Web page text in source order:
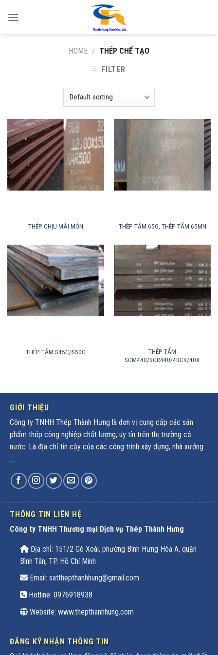
HOME / THÉP CHẾ TẠO
FILTER
THÉP CHỊU MÀI MÒN THÉP TẤM 65G, THÉP TẤM 65MN
THÉP TẤM S45C/S50C
THÉP TẤM
SCM440/SCR440/40CR/40X
GIỚI THIỆU
Công ty TNHH Thép Thành Hưng là đơn vị cung cấp các sản
phẩm thép công nghiệp chất lượng, uy tín trên thị trường cả
nước. Là địa chỉ tin cậy của các công trình xây dựng, nhà xưởng
...
THÔNG TIN LIÊN HỆ
Công ty TNHH Thương mại Dịch vụ Thép Thành Hưng
Địa chỉ: 151/2 Gò Xoài, phường Bình Hưng Hòa A, quận
Bình Tân, TP. Hồ Chí Minh
Email: satthepthanhhung@gmail.com
Hotline: 0976918938
Website: www.thepthanhhung.com
ĐĂNG KÝ NHẬN THÔNG TIN